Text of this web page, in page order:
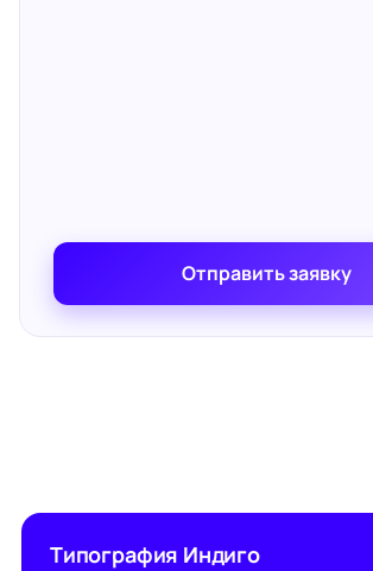
Отправить заявку
Типография Индиго